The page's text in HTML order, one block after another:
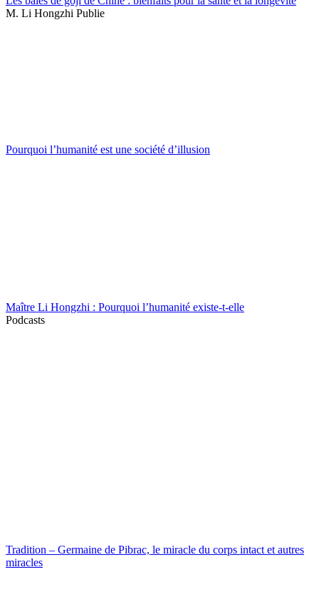
M. Li Hongzhi Publie
Pourquoi l’humanité est une société d’illusion
Maître Li Hongzhi : Pourquoi l’humanité existe-t-elle
Podcasts
Tradition – Germaine de Pibrac, le miracle du corps intact et autres
miracles